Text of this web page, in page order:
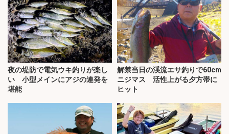
夜の堤防で電気ウキ釣りが楽し
い 小型メインにアジの連発を
堪能
解禁当日の渓流エサ釣りで60cm
ニジマス 活性上がる夕方帯に
ヒット